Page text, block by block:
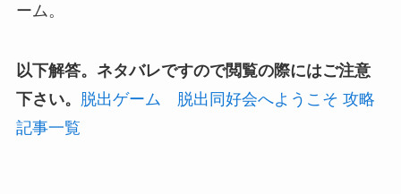
ーム。
以下解答。ネタバレですので閲覧の際にはご注意
下さい。 脱出ゲーム 脱出同好会へようこそ 攻略
記事一覧